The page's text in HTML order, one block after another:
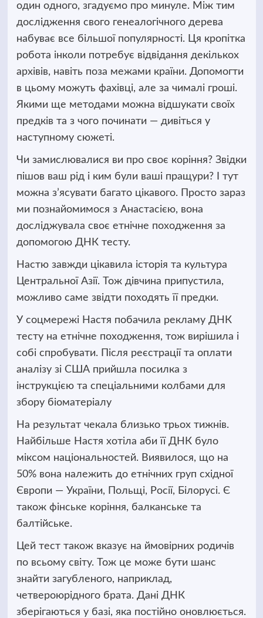
один одного, згадуємо про минуле. Між тим
дослідження свого генеалогічного дерева
набуває все більшої популярності. Ця кропітка
робота інколи потребує відвідання декількох
архівів, навіть поза межами країни. Допомогти
в цьому можуть фахівці, але за чималі гроші.
Якими ще методами можна відшукати своїх
предків та з чого починати — дивіться у
наступному сюжеті.
Чи замислювалися ви про своє коріння? Звідки
пішов ваш рід і ким були ваші пращури? І тут
можна з’ясувати багато цікавого. Просто зараз
ми познайомимося з Анастасією, вона
досліджувала своє етнічне походження за
допомогою ДНК тесту.
Настю завжди цікавила історія та культура
Центральної Азії. Тож дівчина припустила,
можливо саме звідти походять її предки.
У соцмережі Настя побачила рекламу ДНК
тесту на етнічне походження, тож вирішила і
собі спробувати. Після реєстрації та оплати
аналізу зі США прийшла посилка з
інструкцією та спеціальними колбами для
збору біоматеріалу
На результат чекала близько трьох тижнів.
Найбільше Настя хотіла аби її ДНК було
міксом національностей. Виявилося, що на
50% вона належить до етнічних груп східної
Європи — України, Польщі, Росії, Білорусі. Є
також фінське коріння, балканське та
балтійське.
Цей тест також вказує на ймовірних родичів
по всьому світу. Тож це може бути шанс
знайти загубленого, наприклад,
четвероюрідного брата. Дані ДНК
зберігаються у базі, яка постійно оновлюється.